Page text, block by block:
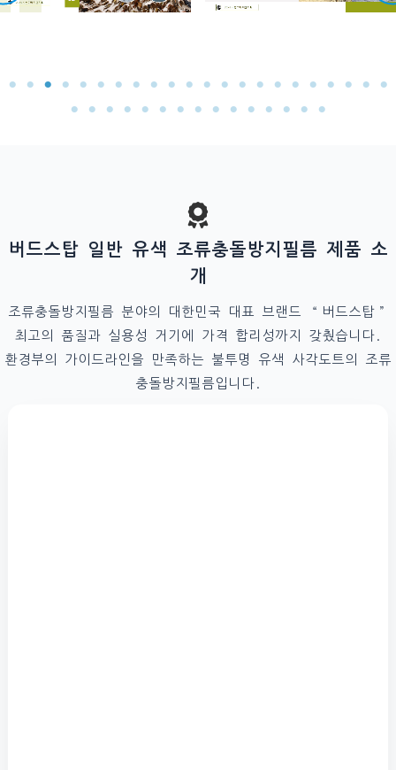
버드스탑 일반 유색 조류충돌방지필름 제품 소
개
조류충돌방지필름 분야의 대한민국 대표 브랜드 “버드스탑”
최고의 품질과 실용성 거기에 가격 합리성까지 갖췄습니다.
환경부의 가이드라인을 만족하는 불투명 유색 사각도트의 조류
충돌방지필름입니다.